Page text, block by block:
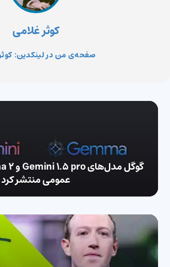
کوثر غلامی
صفحه‌ی من در لینکدین:
عمومی منتشر کرد